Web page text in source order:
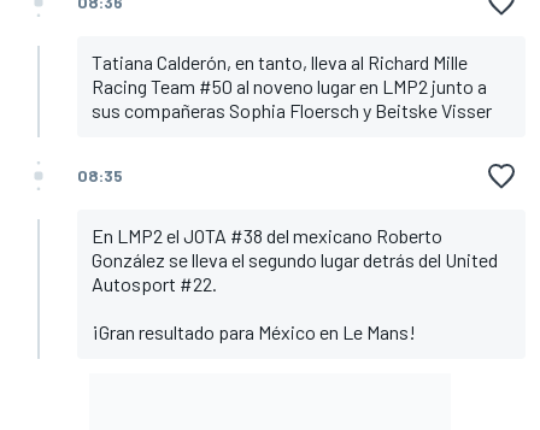
Tatiana Calderón, en tanto, lleva al Richard Mille
Racing Team #50 al noveno lugar en LMP2 junto a
sus compañeras Sophia Floersch y Beitske Visser
08:35
En LMP2 el JOTA #38 del mexicano Roberto
González se lleva el segundo lugar detrás del United
Autosport #22.
¡Gran resultado para México en Le Mans!